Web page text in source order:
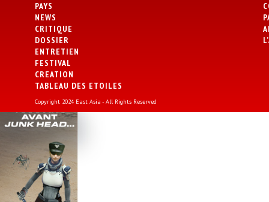
PAYS
NEWS
CRITIQUE
DOSSIER
ENTRETIEN
FESTIVAL
CREATION
TABLEAU DES ETOILES
Copyright 2024 East Asia - All Rights Reserved